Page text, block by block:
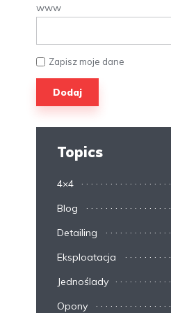
www
Zapisz moje dane
Topics
4×4
Blog
Detailing
Eksploatacja
Jednoślady
Opony